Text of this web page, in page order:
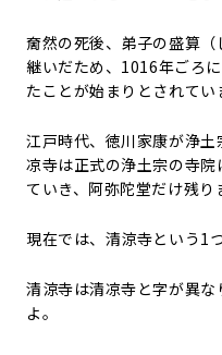
奝然の死後、弟子の盛算
継いだため、1016年ごろ
たことが始まりとされてい
江戸時代、徳川家康が浄
凉寺は正式の浄土宗の寺
ていき、阿弥陀堂だけ残り
現在では、清涼寺という1
清涼寺は清凉寺と字が異
よ。